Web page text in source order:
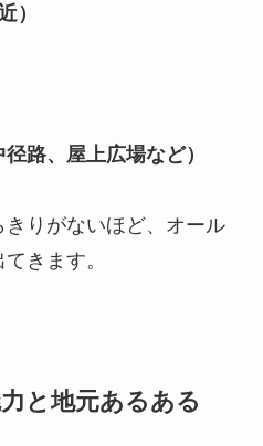
）
路、屋上広場など）
りがないほど、オール
きます。
と地元あるある